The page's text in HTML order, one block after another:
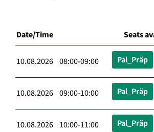
Date/Time Seats
10.08.2026 08:00-09:00 Pal_Präp
10.08.2026 09:00-10:00 Pal_Präp
10.08.2026 10:00-11:00 Pal_Präp